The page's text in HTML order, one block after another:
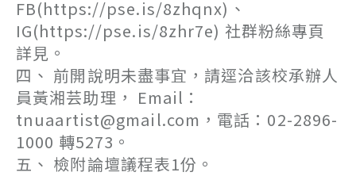
FB(https://pse.is/8zhqnx)、
IG(https://pse.is/8zhr7e) 社群粉絲專頁
詳見。
四、 前開說明未盡事宜，請逕洽該校承辦人
員黃湘芸助理， Email：
tnuaartist@gmail.com，電話：02-2896-
1000 轉5273。
五、 檢附論壇議程表1份。